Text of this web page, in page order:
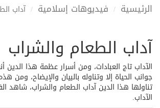
الرئيسية فيديوهات إسلامية آداب
آداب الطعام والشراب
الآداب تاج العبادات، ومن أسرار عظمة هذا الدين
جوانب الحياة إلا وتناوله بالبيان والإيضاح، ومن
تناولها هذا الدين آداب الطعام والشراب، شاهد
الآداب.